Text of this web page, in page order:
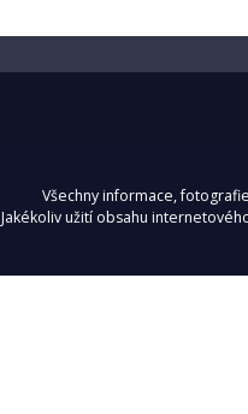
Všechny informace,
Jakékoliv užití obsahu